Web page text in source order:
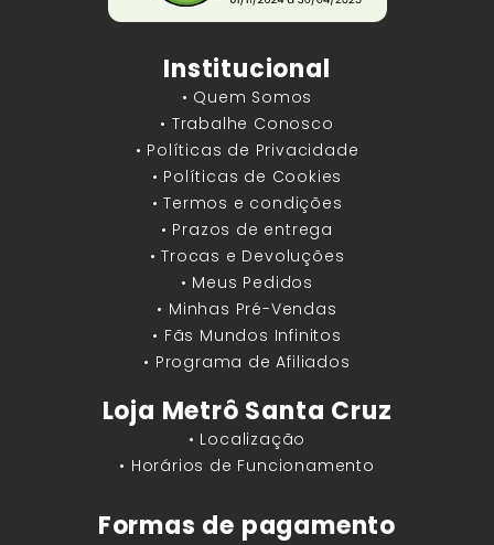
Institucional
• Quem Somos
• Trabalhe Conosco
• Políticas de Privacidade
• Políticas de Cookies
• Termos e condições
• Prazos de entrega
• Trocas e Devoluções
• Meus Pedidos
• Minhas Pré-Vendas
• Fãs Mundos Infinitos
• Programa de Afiliados
Loja Metrô Santa Cruz
• Localização
• Horários de Funcionamento
Formas de pagamento